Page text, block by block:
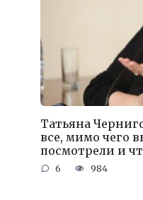
Татьяна
все, мимо чего
посмотрели и
6 984